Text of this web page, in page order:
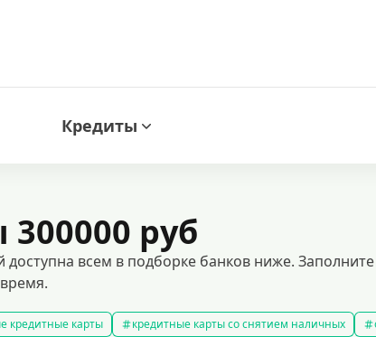
Кредиты
руб
доступна всем в подборке банков ниже.
кредитные карты кредитные карты со снятием наличных